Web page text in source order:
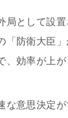
局として設
「防衛大臣
、効率が上が
な意思決定が